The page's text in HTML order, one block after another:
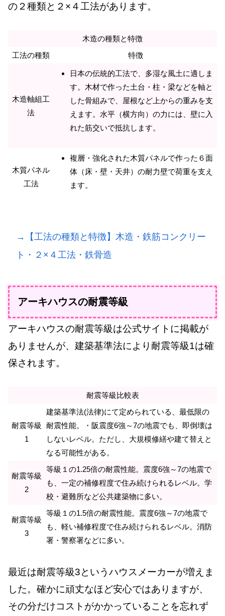
の２種類と２×４工法があります。
木造の種類と特徴
工法の種類
特徴
木造軸組工
法
日本の伝統的工法で、多湿な風土に適しま
す。木材で作った土台・柱・梁などを軸と
した骨組みで、屋根など上からの重みを支
えます。水平（横方向）の力には、壁に入
れた筋交いで抵抗します。
木質パネル
工法
複層・強化された木質パネルで作った６面
体（床・壁・天井）の耐力壁で荷重を支え
ます。
→【工法の種類と特徴】木造・鉄筋コンクリー
ト・２×４工法・鉄骨造
アーキハウスの耐震等級
アーキハウスの耐震等級は公式サイトに掲載が
ありませんが、建築基準法により耐震等級1は確
保されます。
耐震等級比較表
耐震等級
1
建築基準法(法律)にて定められている、最低限の
耐震性能。・阪震度6強～7の地震でも、即倒壊は
しないレベル。ただし、大規模修繕や建て替えと
なる可能性がある。
耐震等級
2
等級１の1.25倍の耐震性能。震度6強～7の地震で
も、一定の補修程度で住み続けられるレベル。学
校・避難所など公共建築物に多い。
耐震等級
3
等級１の1.5倍の耐震性能。震度6強～7の地震で
も、軽い補修程度で住み続けられるレベル。消防
署・警察署などに多い。
最近は耐震等級3というハウスメーカーが増えま
した。確かに頑丈なほど安心ではありますが、
その分だけコストがかかっていることを忘れず